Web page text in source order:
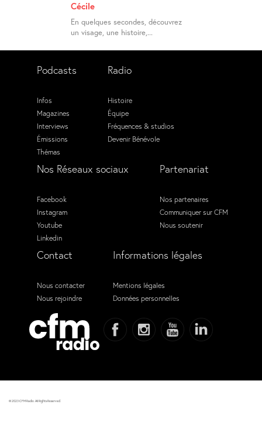
Cécile
En quelques secondes, découvrez
un visage, une histoire,...
Podcasts
Infos
Magazines
Interviews
Émissions
Thémas
Radio
Histoire
Équipe
Fréquences & studios
Devenir Bénévole
Nos Réseaux sociaux
Facebook
Instagram
Youtube
Linkedin
Partenariat
Nos partenaires
Communiquer sur CFM
Nous soutenir
Contact
Nous contacter
Nous rejoindre
Informations légales
Mentions légales
Données personnelles
© 2023 CFM Radio. All Rights Reserved.